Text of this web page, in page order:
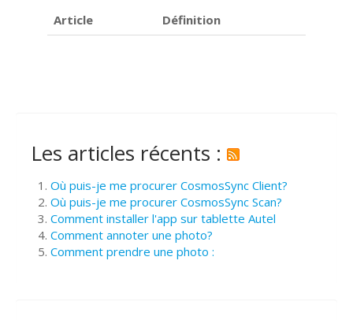
Article Définition
Les articles récents :
Où puis-je me procurer CosmosSync Client?
Où puis-je me procurer CosmosSync Scan?
Comment installer l'app sur tablette Autel
Comment annoter une photo?
Comment prendre une photo :